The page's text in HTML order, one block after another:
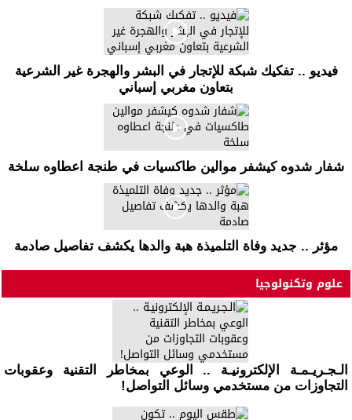
فيديو .. تفكيك شبكة للإتجار في البشر والهجرة غير الشرعية
بتعاون مغربي إسباني
شفار شدوه كيشفر موالين طاكسيات في طنجة اعطاوه سلخة
مؤثر .. جديد وفاة التلميذة هبة والدها يكشف تفاصيل صادمة
علوم وتكنولوجيا
الـجـريـمـة الإلكترونيـة .. الوعي بمخاطر التقنية وعقوبات
التجاوزات من مستخدمي وسائل التواصل!